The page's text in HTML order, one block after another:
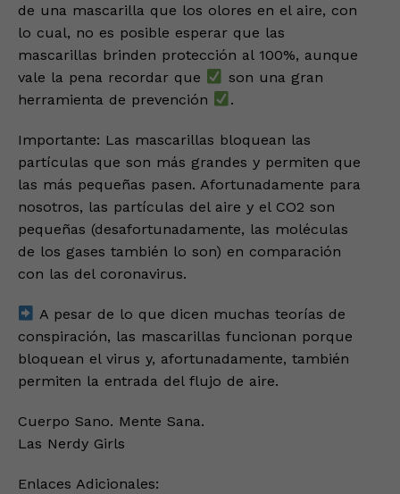
de una mascarilla que los olores en el aire, con
lo cual, no es posible esperar que las
mascarillas brinden protección al 100%, aunque
vale la pena recordar que
son una gran
herramienta de prevención
.
Importante: Las mascarillas bloquean las
partículas que son más grandes y permiten que
las más pequeñas pasen. Afortunadamente para
nosotros, las partículas del aire y el CO2 son
pequeñas (desafortunadamente, las moléculas
de los gases también lo son) en comparación
con las del coronavirus.
A pesar de lo que dicen muchas teorías de
conspiración, las mascarillas funcionan porque
bloquean el virus y, afortunadamente, también
permiten la entrada del flujo de aire.
Cuerpo Sano. Mente Sana.
Las Nerdy Girls
Enlaces Adicionales: